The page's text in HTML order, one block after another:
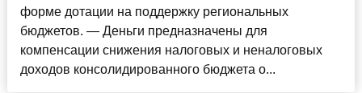
форме дотации на поддержку региональных
бюджетов. — Деньги предназначены для
компенсации снижения налоговых и неналоговых
доходов консолидированного бюджета о...